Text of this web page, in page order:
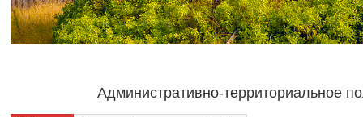
Административно-территориальное